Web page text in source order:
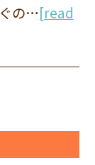
の…[read